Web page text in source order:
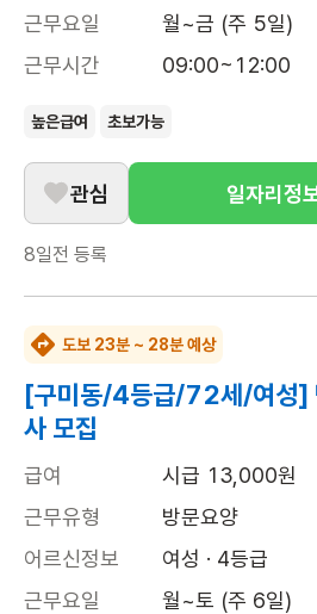
근무요일
월~금 (주 5일)
근무시간
09:00~12:00
높은급여 초보가능
관심 일자리정
8일전 등록
도보 23분 ~ 28분 예상
[구미동/4등급/72세/여성]
사 모집
급여
시급 13,000원
근무유형
방문요양
어르신정보
여성 · 4등급
근무요일
월~토 (주 6일)